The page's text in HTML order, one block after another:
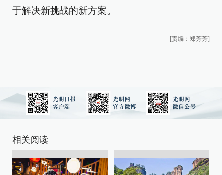
于解决新挑战的新方案。
[责编：郑芳芳]
相关阅读